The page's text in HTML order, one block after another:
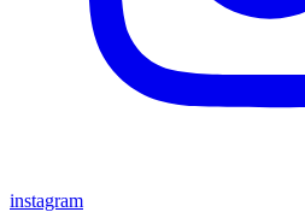
instagram